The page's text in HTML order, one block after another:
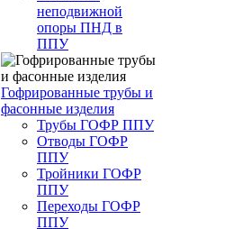
неподвижной
опоры ПНД в
ППУ
Гофрированные трубы и
фасонные изделия
Трубы ГОФР ППУ
Отводы ГОФР
ППУ
Тройники ГОФР
ППУ
Переходы ГОФР
ППУ